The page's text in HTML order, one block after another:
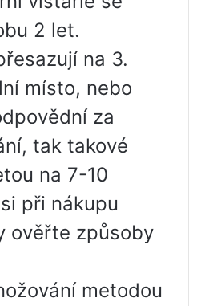
2 let.
na 3.
místo, nebo
za
tak takové
na 7-10
při nákupu
ověřte způsoby
metodou